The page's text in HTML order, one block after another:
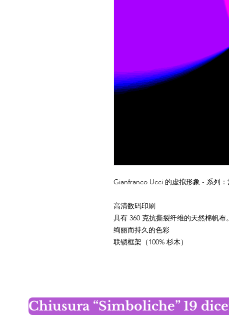
Gianfranco Ucci 的虚拟形象 - 系列
高清数码印刷
具有 360 克抗撕裂纤维的天然棉帆
绚丽而持久的色彩
联锁框架（100% 杉木）
Chiusura “Simboliche” 19